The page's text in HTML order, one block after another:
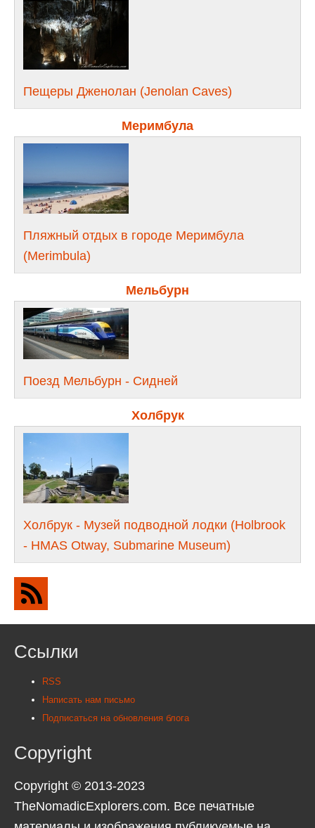
Пещеры Дженолан (Jenolan Caves)
Меримбула
Пляжный отдых в городе Меримбула
(Merimbula)
Мельбурн
Поезд Мельбурн - Сидней
Холбрук
Холбрук - Музей подводной лодки (Holbrook
- HMAS Otway, Submarine Museum)
Ссылки
RSS
Написать нам письмо
Подписаться на обновления блога
Copyright
Copyright © 2013-2023
TheNomadicExplorers.com. Все печатные